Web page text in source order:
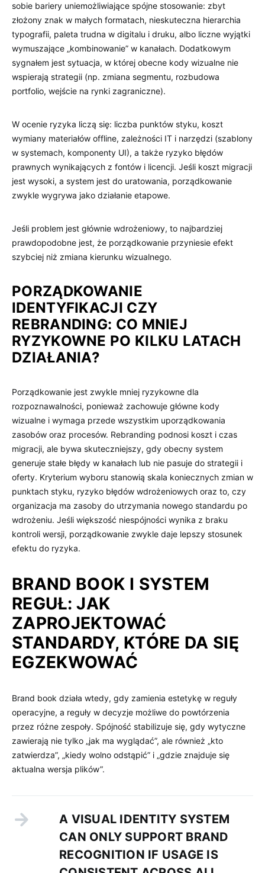
sobie bariery uniemożliwiające spójne stosowanie: zbyt
złożony znak w małych formatach, nieskuteczna hierarchia
typografii, paleta trudna w digitalu i druku, albo liczne wyjątki
wymuszające „kombinowanie” w kanałach. Dodatkowym
sygnałem jest sytuacja, w której obecne kody wizualne nie
wspierają strategii (np. zmiana segmentu, rozbudowa
portfolio, wejście na rynki zagraniczne).
W ocenie ryzyka liczą się: liczba punktów styku, koszt
wymiany materiałów offline, zależności IT i narzędzi (szablony
w systemach, komponenty UI), a także ryzyko błędów
prawnych wynikających z fontów i licencji. Jeśli koszt migracji
jest wysoki, a system jest do uratowania, porządkowanie
zwykle wygrywa jako działanie etapowe.
Jeśli problem jest głównie wdrożeniowy, to najbardziej
prawdopodobne jest, że porządkowanie przyniesie efekt
szybciej niż zmiana kierunku wizualnego.
PORZĄDKOWANIE
IDENTYFIKACJI CZY
REBRANDING: CO MNIEJ
RYZYKOWNE PO KILKU LATACH
DZIAŁANIA?
Porządkowanie jest zwykle mniej ryzykowne dla
rozpoznawalności, ponieważ zachowuje główne kody
wizualne i wymaga przede wszystkim uporządkowania
zasobów oraz procesów. Rebranding podnosi koszt i czas
migracji, ale bywa skuteczniejszy, gdy obecny system
generuje stałe błędy w kanałach lub nie pasuje do strategii i
oferty. Kryterium wyboru stanowią skala koniecznych zmian w
punktach styku, ryzyko błędów wdrożeniowych oraz to, czy
organizacja ma zasoby do utrzymania nowego standardu po
wdrożeniu. Jeśli większość niespójności wynika z braku
kontroli wersji, porządkowanie zwykle daje lepszy stosunek
efektu do ryzyka.
BRAND BOOK I SYSTEM
REGUŁ: JAK
ZAPROJEKTOWAĆ
STANDARDY, KTÓRE DA SIĘ
EGZEKWOWAĆ
Brand book działa wtedy, gdy zamienia estetykę w reguły
operacyjne, a reguły w decyzje możliwe do powtórzenia
przez różne zespoły. Spójność stabilizuje się, gdy wytyczne
zawierają nie tylko „jak ma wyglądać”, ale również „kto
zatwierdza”, „kiedy wolno odstąpić” i „gdzie znajduje się
aktualna wersja plików”.
A VISUAL IDENTITY SYSTEM
CAN ONLY SUPPORT BRAND
RECOGNITION IF USAGE IS